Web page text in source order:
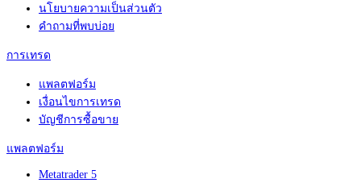
นโยบายความเป็นส่วนตัว
คำถามที่พบบ่อย
การเทรด
แพลตฟอร์ม
เงื่อนไขการเทรด
บัญชีการซื้อขาย
แพลตฟอร์ม
Metatrader 5